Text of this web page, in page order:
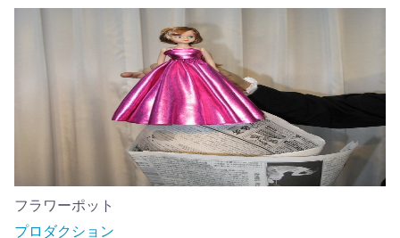
フラワーポット
プロダクション